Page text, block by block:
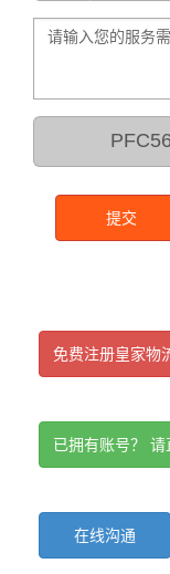
PFC56
提交
免费注册皇家物
已拥有账号？ 请
在线沟通